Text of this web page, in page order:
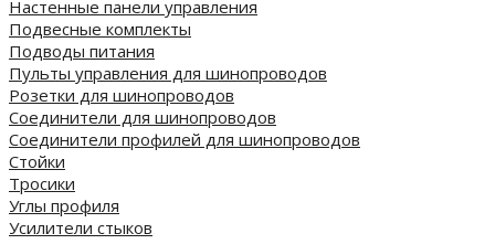
Настенные панели управления
Подвесные комплекты
Подводы питания
Пульты управления для шинопроводов
Розетки для шинопроводов
Соединители для шинопроводов
Соединители профилей для шинопроводов
Стойки
Тросики
Углы профиля
Усилители стыков